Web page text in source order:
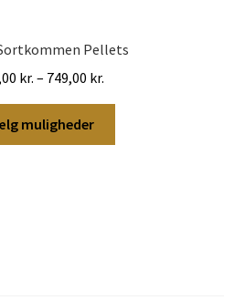
Pellets
kr. – 749,00 kr.
749,00 kr.
muligheder